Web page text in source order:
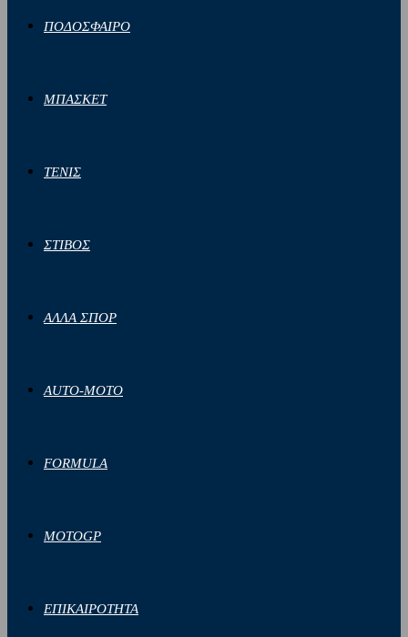
ΠΟΔΟΣΦΑΙΡΟ
ΜΠΑΣΚΕΤ
ΤΕΝΙΣ
ΣΤΙΒΟΣ
ΑΛΛΑ ΣΠΟΡ
AUTO-MOTO
FORMULA
MOTOGP
ΕΠΙΚΑΙΡΟΤΗΤΑ